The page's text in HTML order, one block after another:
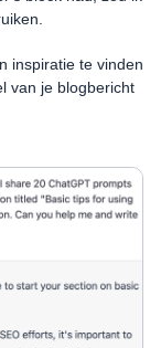
inspiratie te vinden
van je blogbericht